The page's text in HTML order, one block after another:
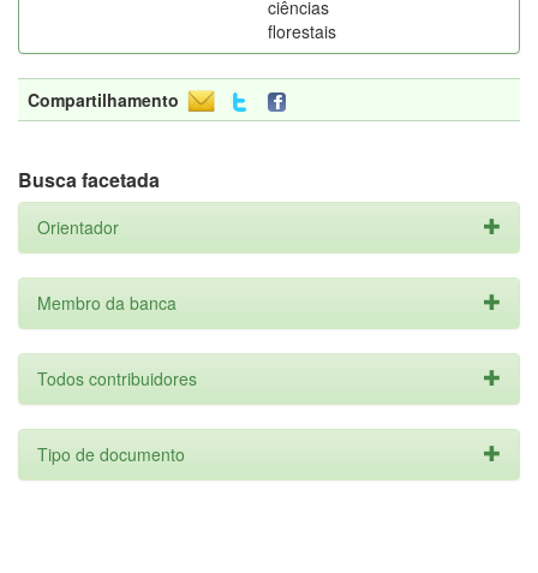
ciências
florestais
Compartilhamento
Busca facetada
Orientador
Membro da banca
Todos contribuidores
Tipo de documento